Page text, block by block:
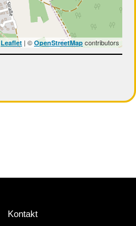
Leaflet | © OpenStreetMapcontributors
Kontakt